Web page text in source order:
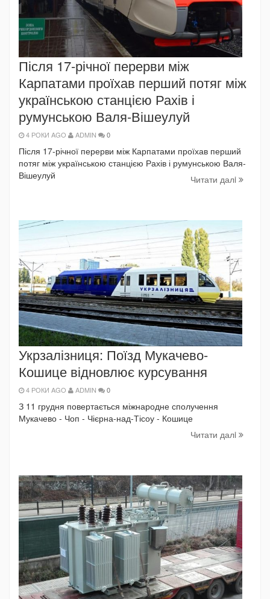
Після 17-річної перерви між
Карпатами проїхав перший потяг між
українською станцією Рахів і
румунською Валя-Вішеулуй
4 РОКИ AGO ADMIN 0
Після 17-річної перерви між Карпатами проїхав перший
потяг між українською станцією Рахів і румунською Валя-
Вішеулуй
Читати далi
Укрзалізниця: Поїзд Мукачево-
Кошице відновлює курсування
4 РОКИ AGO ADMIN 0
З 11 грудня повертається міжнародне сполучення
Мукачево - Чоп - Чієрна-над-Тісоу - Кошице
Читати далi